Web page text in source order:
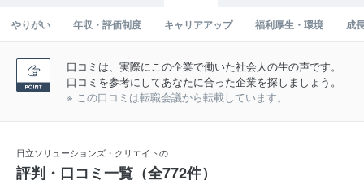
やりがい 年収・評価制度 キャリアアップ 福利厚生・環境 成
口コミは、実際にこの企業で働いた社会人の生の声です。
口コミを参考にしてあなたに合った企業を探しましょう。
※ この口コミは転職会議から転載しています。
日立ソリューションズ・クリエイトの
評判・口コミ一覧（全772件）